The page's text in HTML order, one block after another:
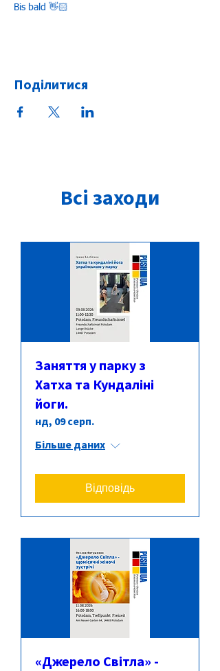
Bis bald 👋🏻
Поділитися
Всі заходи
Заняття у парку з
Хатха та Кундаліні
йоги.
нд, 09 серп.
Більше даних
Відповідь
«Джерело Світла» -